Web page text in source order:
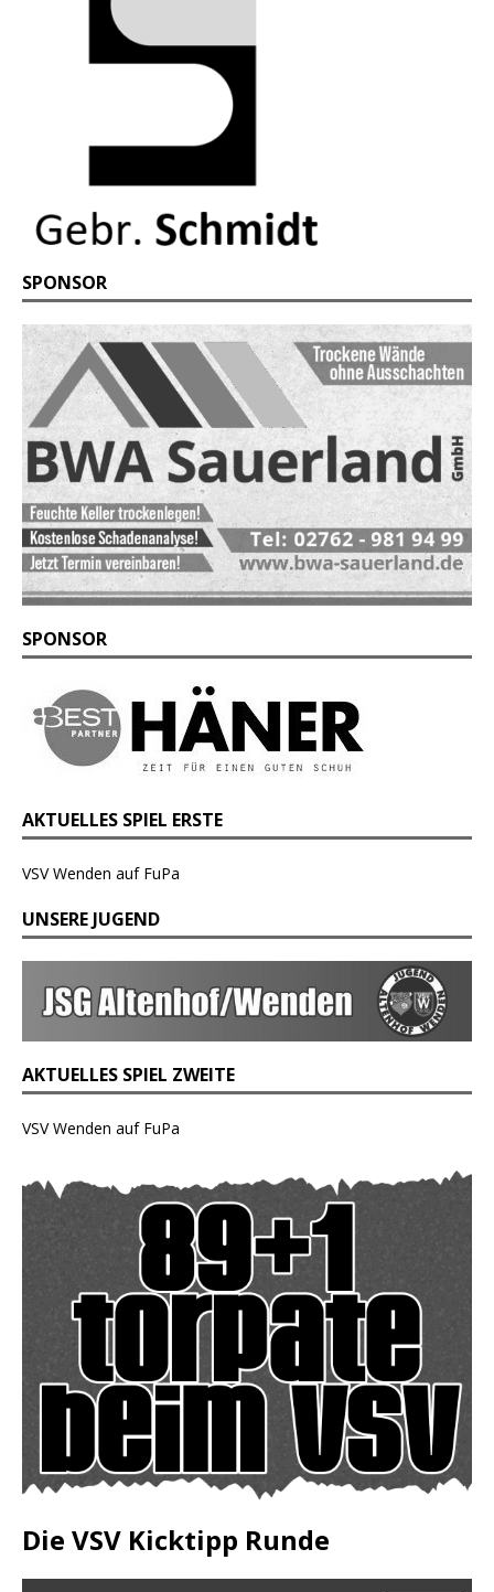
SPONSOR
SPONSOR
AKTUELLES SPIEL ERSTE
VSV Wenden auf FuPa
UNSERE JUGEND
AKTUELLES SPIEL ZWEITE
VSV Wenden auf FuPa
Die VSV Kicktipp Runde